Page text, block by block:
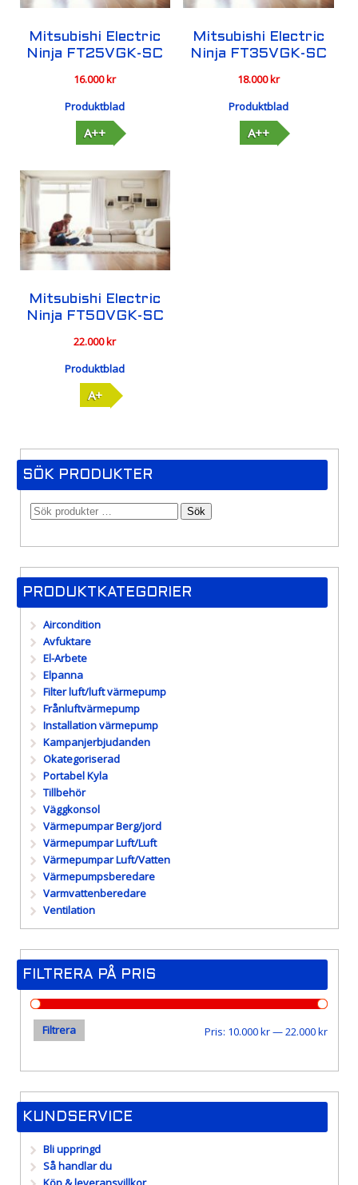
Mitsubishi Electric
Ninja FT25VGK-SC
16.000kr
Produktblad
A++
Mitsubishi Electric
Ninja FT35VGK-SC
18.000kr
Produktblad
A++
Mitsubishi Electric
Ninja FT50VGK-SC
22.000kr
Produktblad
A+
SÖK PRODUKTER
Sök
PRODUKTKATEGORIER
Aircondition
Avfuktare
El-Arbete
Elpanna
Filter luft/luft värmepump
Frånluftvärmepump
Installation värmepump
Kampanjerbjudanden
Okategoriserad
Portabel Kyla
Tillbehör
Väggkonsol
Värmepumpar Berg/jord
Värmepumpar Luft/Luft
Värmepumpar Luft/Vatten
Värmepumpsberedare
Varmvattenberedare
Ventilation
FILTRERA PÅ PRIS
Min
Max
Filtrera Pris: 10.000 kr—22.000 kr
KUNDSERVICE
Bli uppringd
Så handlar du